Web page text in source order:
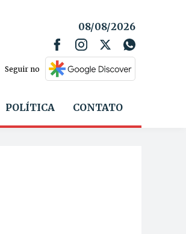
08/08/2026
Seguir no
POLÍTICA CONTATO